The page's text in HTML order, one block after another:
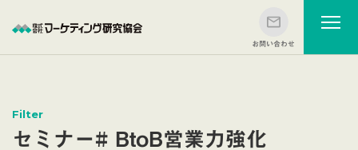
Filter
セミナー# BtoB営業力強化